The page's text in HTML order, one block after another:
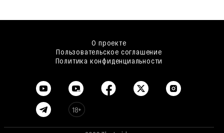
О проекте
Пользовательское соглашение
Политика конфиденциальности
18+